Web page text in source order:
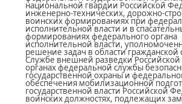
национальной гвардии Российской
инженерно-технических, дорожно-
воинских формированиях при
исполнительной власти и в
формированиях федерального органа
исполнительной власти,
решение задач в области
Службе внешней разведки
органах федеральной службы
государственной охраны и
обеспечения мобилизационной
государственной власти Российской
воинских должностях, подлежащих